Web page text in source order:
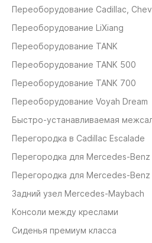
Переоборудование Cadillaс,
Переоборудование LiXiang
Переоборудование TANK
Переоборудование TANK 500
Переоборудование TANK 700
Переоборудование Voyah Dream
Быстро-устанавливаемая
Перегородка в Cadillac Escalade
Перегородка для Mercedes-Benz
Перегородка для Mercedes-Benz
Задний узел Mercedes-Maybach
Консоли между креслами
Сиденья премиум класса